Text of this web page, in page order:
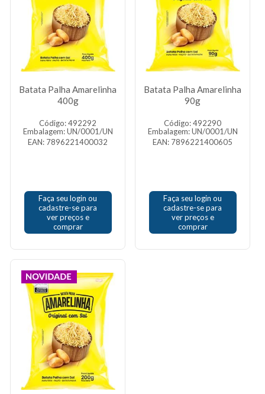
Batata Palha Amarelinha
400g
Código: 492292
Embalagem: UN/0001/UN
EAN: 7896221400032
Faça seu login ou
cadastre-se para
ver preços e
comprar
Batata Palha Amarelinha
90g
Código: 492290
Embalagem: UN/0001/UN
EAN: 7896221400605
Faça seu login ou
cadastre-se para
ver preços e
comprar